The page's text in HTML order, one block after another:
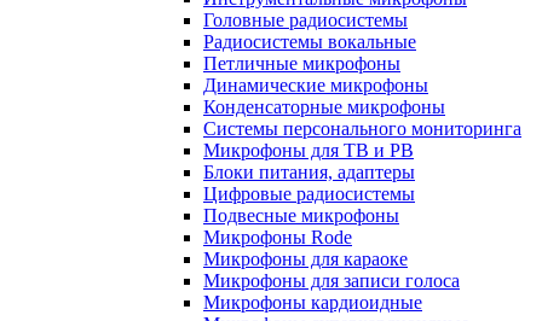
Головные радиосистемы
Радиосистемы вокальные
Петличные микрофоны
Динамические микрофоны
Конденсаторные микрофоны
Системы персонального мониторинга
Микрофоны для ТВ и РВ
Блоки питания, адаптеры
Цифровые радиосистемы
Подвесные микрофоны
Микрофоны Rode
Микрофоны для караоке
Микрофоны для записи голоса
Микрофоны кардиоидные